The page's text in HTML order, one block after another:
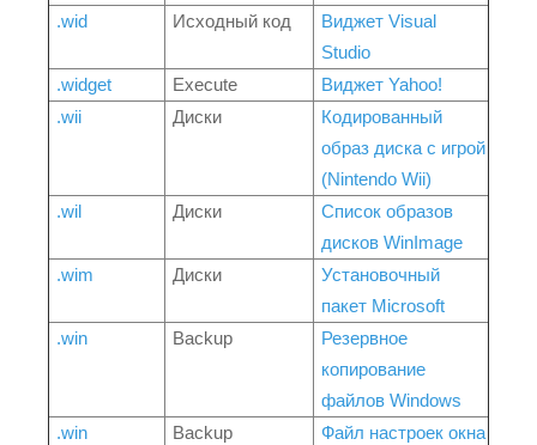
.wid
Исходный код
Виджет Visual
Studio
.widget
Execute
Виджет Yahoo!
.wii
Диски
Кодированный
образ диска с игрой
(Nintendo Wii)
.wil
Диски
Список образов
дисков WinImage
.wim
Диски
Установочный
пакет Microsoft
.win
Backup
Резервное
копирование
файлов Windows
.win
Backup
Файл настроек окна